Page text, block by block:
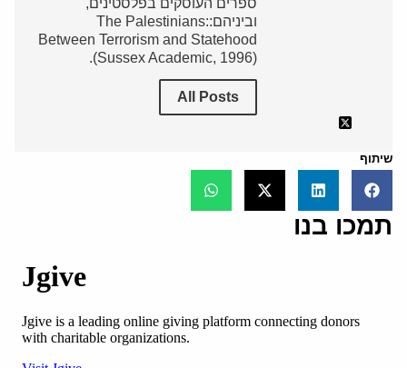
ספרים העוסקים בפלסטינים,
וביניהם:The Palestinians:
Between Terrorism and Statehood
(Sussex Academic, 1996).
All Posts
שיתוף
תמכו בנו